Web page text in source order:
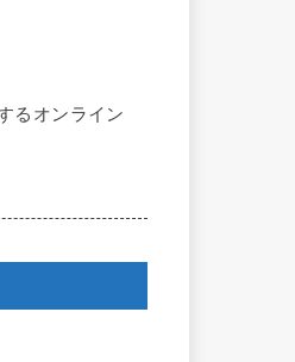
るオンライン